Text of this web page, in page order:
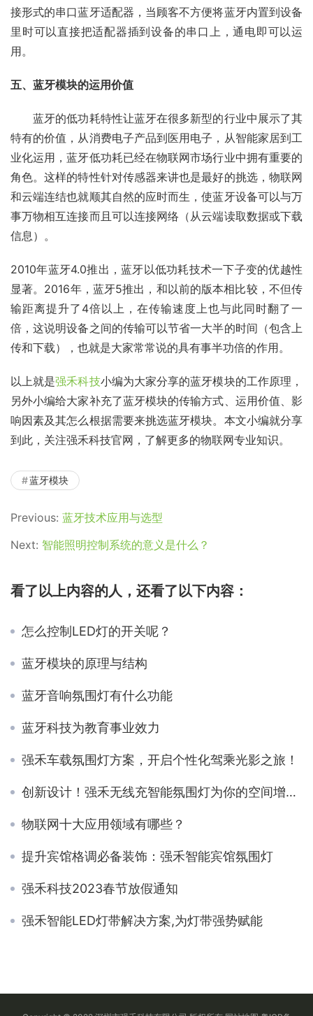
接形式的串口蓝牙适配器，当顾客不方便将蓝牙内置到设备
里时可以直接把适配器插到设备的串口上，通电即可以运
用。
五、蓝牙模块的运用价值
蓝牙的低功耗特性让蓝牙在很多新型的行业中展示了其
特有的价值，从消费电子产品到医用电子，从智能家居到工
业化运用，蓝牙低功耗已经在物联网市场行业中拥有重要的
角色。这样的特性针对传感器来讲也是最好的挑选，物联网
和云端连结也就顺其自然的应时而生，使蓝牙设备可以与万
事万物相互连接而且可以连接网络（从云端读取数据或下载
信息）。
2010年蓝牙4.0推出，蓝牙以低功耗技术一下子变的优越性
显著。2016年，蓝牙5推出，和以前的版本相比较，不但传
输距离提升了4倍以上，在传输速度上也与此同时翻了一
倍，这说明设备之间的传输可以节省一大半的时间（包含上
传和下载），也就是大家常常说的具有事半功倍的作用。
以上就是强禾科技小编为大家分享的蓝牙模块的工作原理，
另外小编给大家补充了蓝牙模块的传输方式、运用价值、影
响因素及其怎么根据需要来挑选蓝牙模块。本文小编就分享
到此，关注强禾科技官网，了解更多的物联网专业知识。
蓝牙模块
Previous: 蓝牙技术应用与选型
Next: 智能照明控制系统的意义是什么？
看了以上内容的人，还看了以下内容：
怎么控制LED灯的开关呢？
蓝牙模块的原理与结构
蓝牙音响氛围灯有什么功能
蓝牙科技为教育事业效力
强禾车载氛围灯方案，开启个性化驾乘光影之旅！
创新设计！强禾无线充智能氛围灯为你的空间增添魅力！
物联网十大应用领域有哪些？
提升宾馆格调必备装饰：强禾智能宾馆氛围灯
强禾科技2023春节放假通知
强禾智能LED灯带解决方案,为灯带强势赋能